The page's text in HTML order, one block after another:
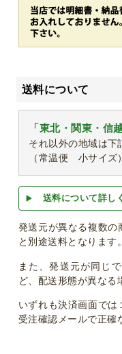
送料について
「東北・関東・信
それ以外の地域は下
（常温便 小サイズ）
送料について詳し
発送元が異なる複数の
と別途送料となります。
また、発送元が同じ
ど、配送形態が異なる
いずれも決済画面で
受注確認メールで正確